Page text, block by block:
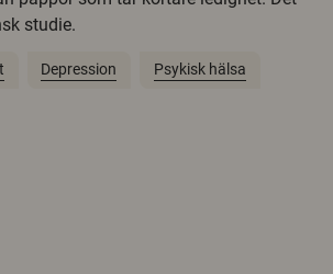
studie.
Depression Psykisk hälsa